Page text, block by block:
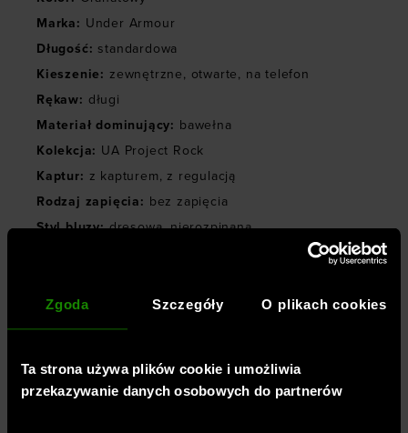
Zgoda Szczegóły O plikach cookies
Ta strona używa plików cookie i umożliwia
przekazywanie danych osobowych do partnerów
Marka: Under Armour
Długość: standardowa
Kieszenie: zewnętrzne, otwarte, na telefon
Rękaw: długi
Materiał dominujący: bawełna
Kolekcja: UA Project Rock
Kaptur: z kapturem, z regulacją
Rodzaj zapięcia: bez zapięcia
Styl bluzy: dresowa, nierozpinana
TECHNOLOGIE
OPINIE